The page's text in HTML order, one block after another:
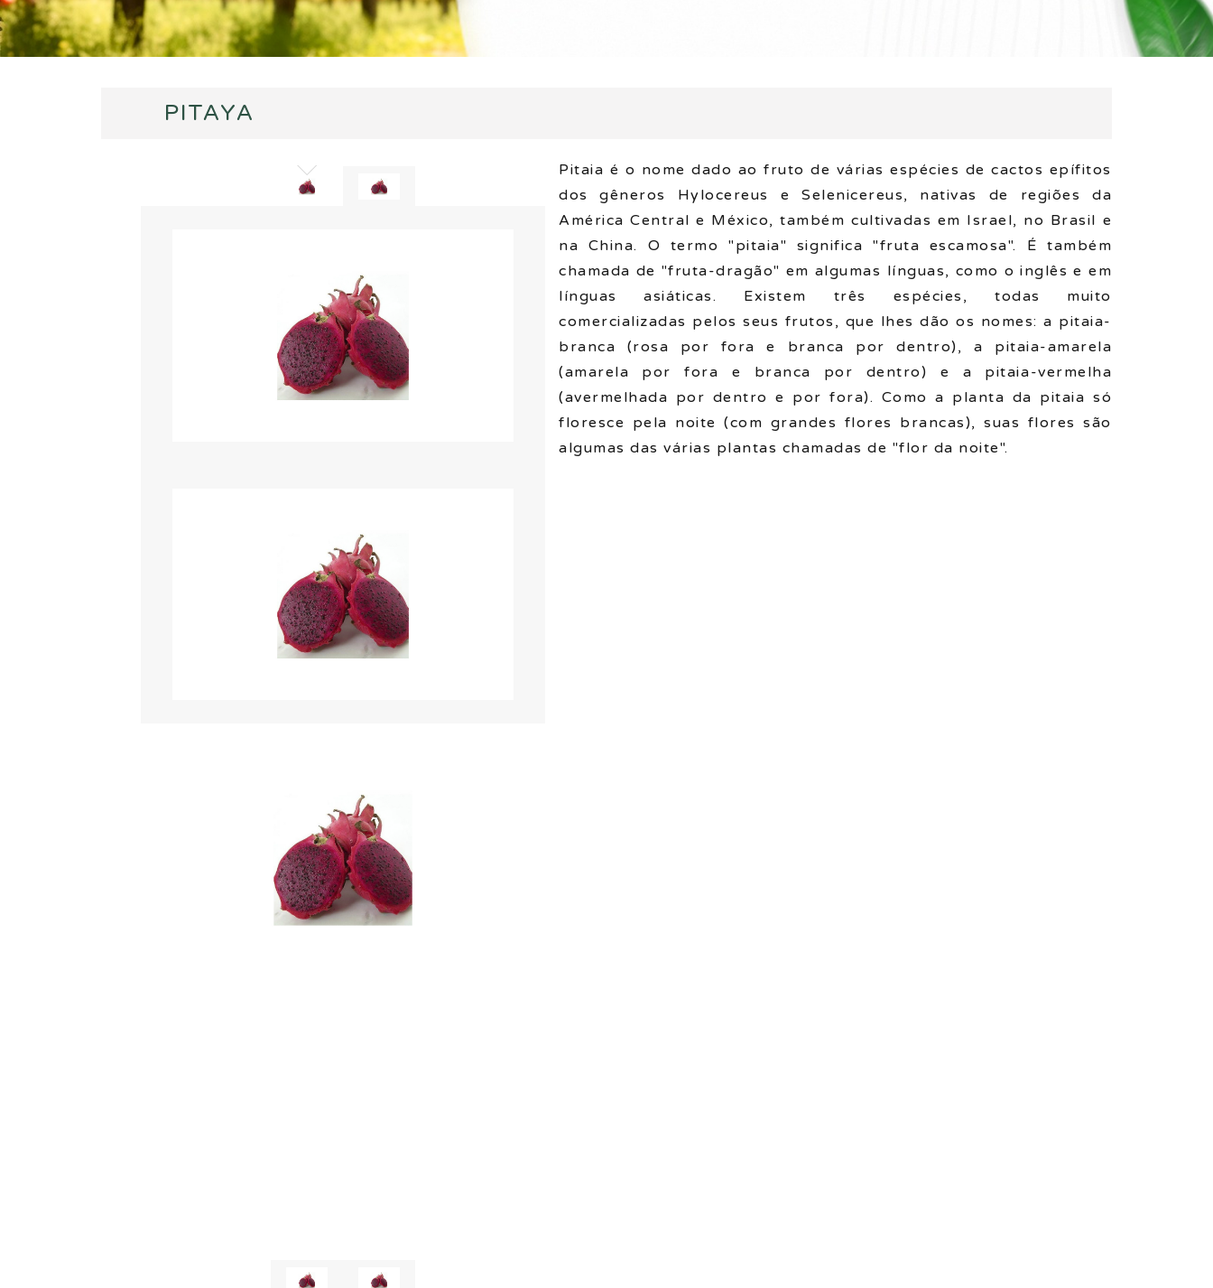
PITAYA
Pitaia é o nome dado ao fruto de várias espécies de cactos epífitos
dos gêneros Hylocereus e Selenicereus, nativas de regiões da
América Central e México, também cultivadas em Israel, no Brasil e
na China. O termo "pitaia" significa "fruta escamosa". É também
chamada de "fruta-dragão" em algumas línguas, como o inglês e em
línguas asiáticas. Existem três espécies, todas muito
comercializadas pelos seus frutos, que lhes dão os nomes: a pitaia-
branca (rosa por fora e branca por dentro), a pitaia-amarela
(amarela por fora e branca por dentro) e a pitaia-vermelha
(avermelhada por dentro e por fora). Como a planta da pitaia só
floresce pela noite (com grandes flores brancas), suas flores são
algumas das várias plantas chamadas de "flor da noite".